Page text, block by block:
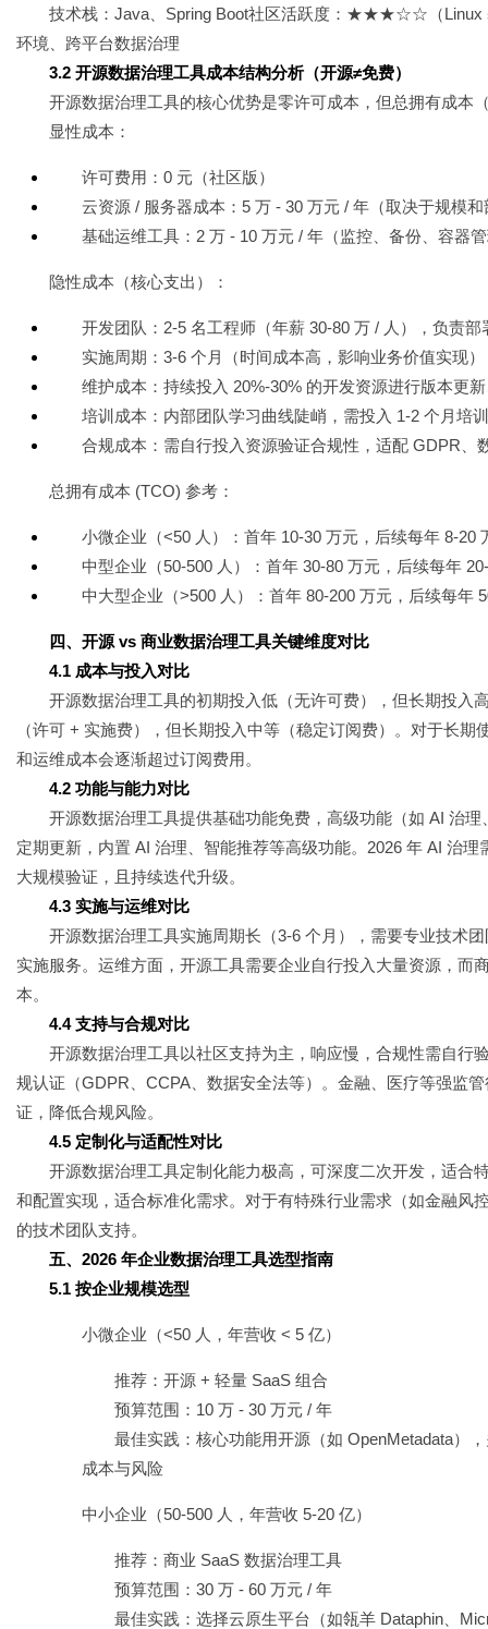
技术栈：Java、Spring Boot社区活跃度：★★★☆☆（Linux
环境、跨平台数据治理
3.2 开源数据治理工具成本结构分析（开源≠免费）
开源数据治理工具的核心优势是零许可成本，但总拥有成本
显性成本：
许可费用：0 元（社区版）
云资源 / 服务器成本：5 万 - 30 万元 / 年（取决于规模
基础运维工具：2 万 - 10 万元 / 年（监控、备份、容器
隐性成本（核心支出）：
开发团队：2-5 名工程师（年薪 30-80 万 / 人），负责
实施周期：3-6 个月（时间成本高，影响业务价值实现）
维护成本：持续投入 20%-30% 的开发资源进行版本更
培训成本：内部团队学习曲线陡峭，需投入 1-2 个月培
合规成本：需自行投入资源验证合规性，适配 GDPR、
总拥有成本 (TCO) 参考：
小微企业（<50 人）：首年 10-30 万元，后续每年 8-20
中型企业（50-500 人）：首年 30-80 万元，后续每年
中大型企业（>500 人）：首年 80-200 万元，后续每年
四、开源 vs 商业数据治理工具关键维度对比
4.1 成本与投入对比
开源数据治理工具的初期投入低（无许可费），但长期投入
（许可 + 实施费），但长期投入中等（稳定订阅费）。对于长
和运维成本会逐渐超过订阅费用。
4.2 功能与能力对比
开源数据治理工具提供基础功能免费，高级功能（如 AI 治
定期更新，内置 AI 治理、智能推荐等高级功能。2026 年 AI 治
大规模验证，且持续迭代升级。
4.3 实施与运维对比
开源数据治理工具实施周期长（3-6 个月），需要专业技术
实施服务。运维方面，开源工具需要企业自行投入大量资源，而
本。
4.4 支持与合规对比
开源数据治理工具以社区支持为主，响应慢，合规性需自行
规认证（GDPR、CCPA、数据安全法等）。金融、医疗等强监
证，降低合规风险。
4.5 定制化与适配性对比
开源数据治理工具定制化能力极高，可深度二次开发，适合
和配置实现，适合标准化需求。对于有特殊行业需求（如金融风
的技术团队支持。
五、2026 年企业数据治理工具选型指南
5.1 按企业规模选型
小微企业（<50 人，年营收 < 5 亿）
推荐：开源 + 轻量 SaaS 组合
预算范围：10 万 - 30 万元 / 年
最佳实践：核心功能用开源（如 OpenMetadata）
成本与风险
中小企业（50-500 人，年营收 5-20 亿）
推荐：商业 SaaS 数据治理工具
预算范围：30 万 - 60 万元 / 年
最佳实践：选择云原生平台（如瓴羊 Dataphin、